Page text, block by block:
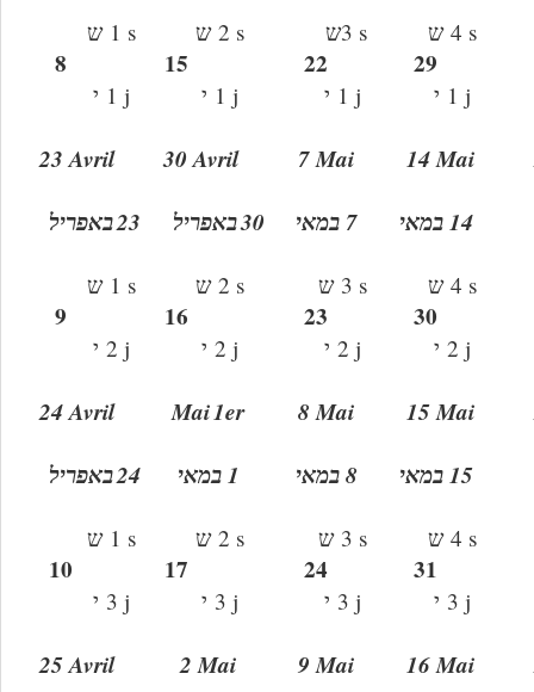
4 s ש
1 j י
29
3 sש
1 j י
22
2 s ש
1 j י
15
1 s ש
1 j י
8
14 Mai
7 Mai
7 במאי
30 Avril
30באפריל
23 Avril
23באפריל
4 s ש
2 j י
30
3 s ש
2 j י
23
2 s ש
2 j י
16
1 s ש
2 j י
9
15 Mai
8 Mai
8 במאי
1er
Mai
1 במאי
24 Avril
24באפריל
4 s ש
3 j י
31
3 s ש
3 j י
24
2 s ש
3 j י
17
1 s ש
3 j י
10
16 Mai
9 Mai
2 Mai
25 Avril